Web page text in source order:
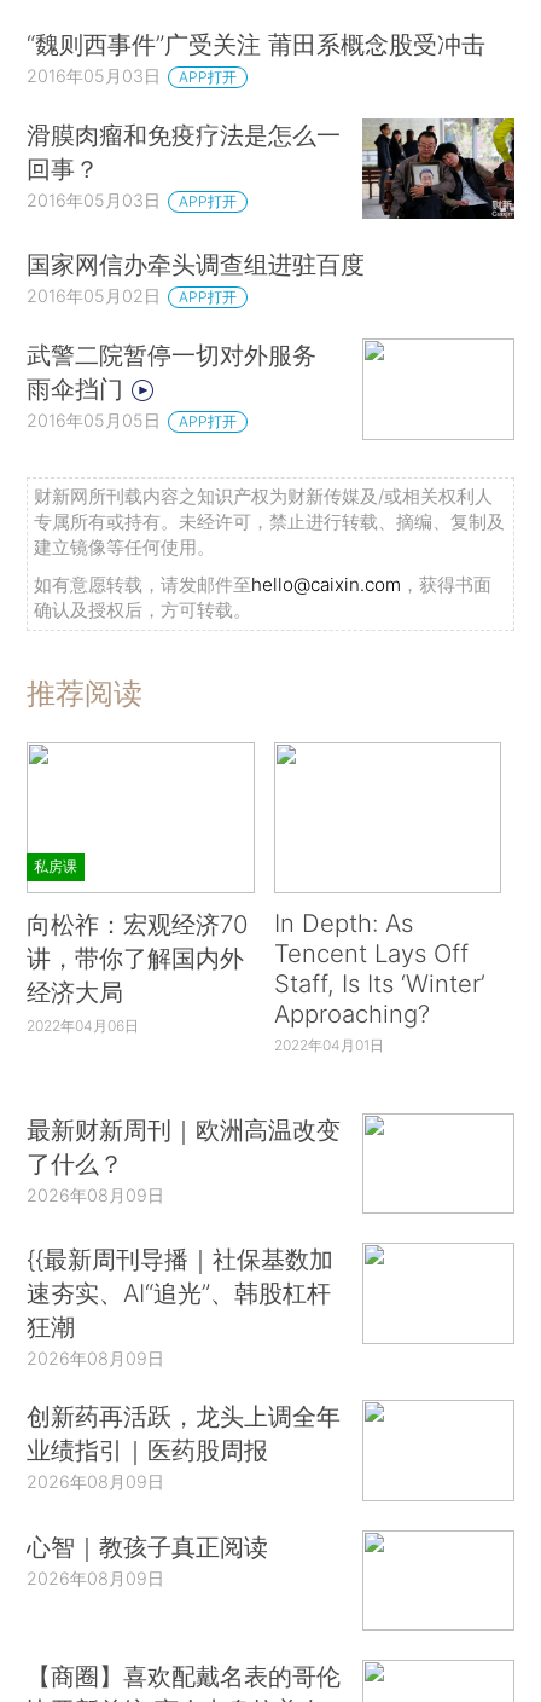
“魏则西事件”广受关注 莆田系概念股受冲击
2016年05月03日 APP打开
滑膜肉瘤和免疫疗法是怎么一
回事？
2016年05月03日 APP打开
国家网信办牵头调查组进驻百度
2016年05月02日 APP打开
武警二院暂停一切对外服务
雨伞挡门
2016年05月05日 APP打开
财新网所刊载内容之知识产权为财新传媒及/或相关权利人
专属所有或持有。未经许可，禁止进行转载、摘编、复制及
建立镜像等任何使用。
如有意愿转载，请发邮件至hello@caixin.com ，获得书面
确认及授权后，方可转载。
推荐阅读
私房课
向松祚：宏观经济70
讲，带你了解国内外
经济大局
2022年04月06日
In Depth: As
Tencent Lays Off
Staff, Is Its ‘Winter’
Approaching?
2022年04月01日
最新财新周刊｜欧洲高温改变
了什么？
2026年08月09日
{{最新周刊导播｜社保基数加
速夯实、AI“追光”、韩股杠杆
狂潮
2026年08月09日
创新药再活跃，龙头上调全年
业绩指引｜医药股周报
2026年08月09日
心智｜教孩子真正阅读
2026年08月09日
【商圈】喜欢配戴名表的哥伦